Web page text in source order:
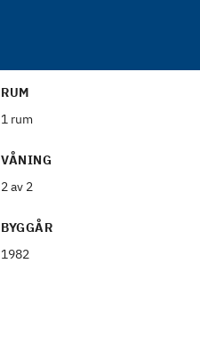
RUM
1 rum
VÅNING
2 av 2
BYGGÅR
1982